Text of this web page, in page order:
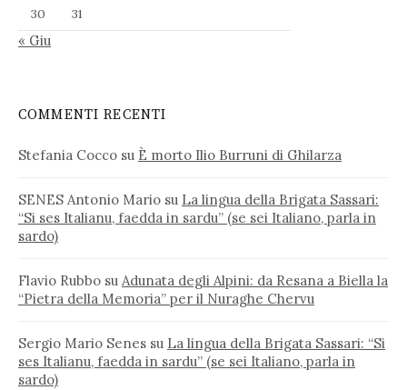
30
31
« Giu
COMMENTI RECENTI
Stefania Cocco su È morto Ilio Burruni di Ghilarza
SENES Antonio Mario su La lingua della Brigata Sassari:
“Si ses Italianu, faedda in sardu” (se sei Italiano, parla in
sardo)
Flavio Rubbo su Adunata degli Alpini: da Resana a Biella la
“Pietra della Memoria” per il Nuraghe Chervu
Sergio Mario Senes su La lingua della Brigata Sassari: “Si
ses Italianu, faedda in sardu” (se sei Italiano, parla in
sardo)